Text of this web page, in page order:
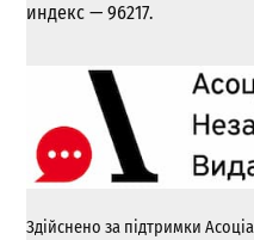
индекс — 96217.
Здійснено за підтримки